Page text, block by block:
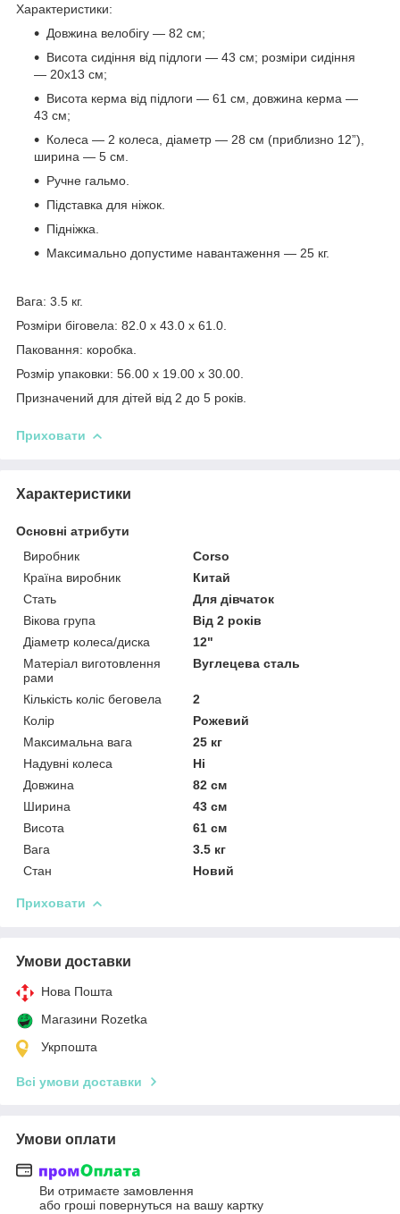
Характеристики:
Довжина велобігу — 82 см;
Висота сидіння від підлоги — 43 см; розміри сидіння
— 20х13 см;
Висота керма від підлоги — 61 см, довжина керма —
43 см;
Колеса — 2 колеса, діаметр — 28 см (приблизно 12”),
ширина — 5 см.
Ручне гальмо.
Підставка для ніжок.
Підніжка.
Максимально допустиме навантаження — 25 кг.
Вага: 3.5 кг.
Розміри біговела: 82.0 x 43.0 x 61.0.
Паковання: коробка.
Розмір упаковки: 56.00 x 19.00 x 30.00.
Призначений для дітей від 2 до 5 років.
Приховати
Характеристики
Основні атрибути
Виробник
Corso
Країна виробник
Китай
Стать
Для дівчаток
Вікова група
Від 2 років
Діаметр колеса/диска
12"
Матеріал виготовлення
рами
Вуглецева сталь
Кількість коліс беговела
2
Колір
Рожевий
Максимальна вага
25 кг
Надувні колеса
Ні
Довжина
82 см
Ширина
43 см
Висота
61 см
Вага
3.5 кг
Стан
Новий
Приховати
Умови доставки
Нова Пошта
Магазини Rozetka
Укрпошта
Всі умови доставки
Умови оплати
Ви отримаєте замовлення
або гроші повернуться на вашу картку